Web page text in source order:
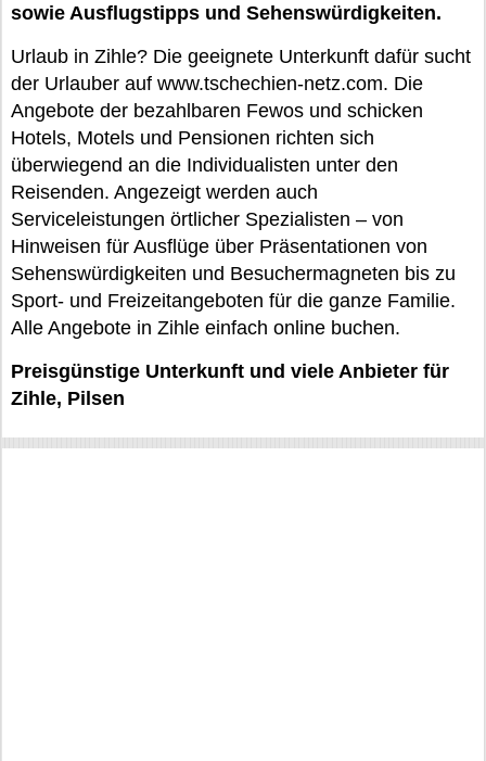
sowie Ausflugstipps und Sehenswürdigkeiten.
Urlaub in Zihle? Die geeignete Unterkunft dafür sucht
der Urlauber auf www.tschechien-netz.com. Die
Angebote der bezahlbaren Fewos und schicken
Hotels, Motels und Pensionen richten sich
überwiegend an die Individualisten unter den
Reisenden. Angezeigt werden auch
Serviceleistungen örtlicher Spezialisten – von
Hinweisen für Ausflüge über Präsentationen von
Sehenswürdigkeiten und Besuchermagneten bis zu
Sport- und Freizeitangeboten für die ganze Familie.
Alle Angebote in Zihle einfach online buchen.
Preisgünstige Unterkunft und viele Anbieter für
Zihle, Pilsen